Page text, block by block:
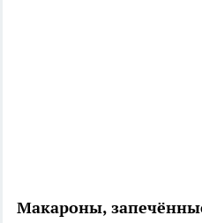
Макароны,